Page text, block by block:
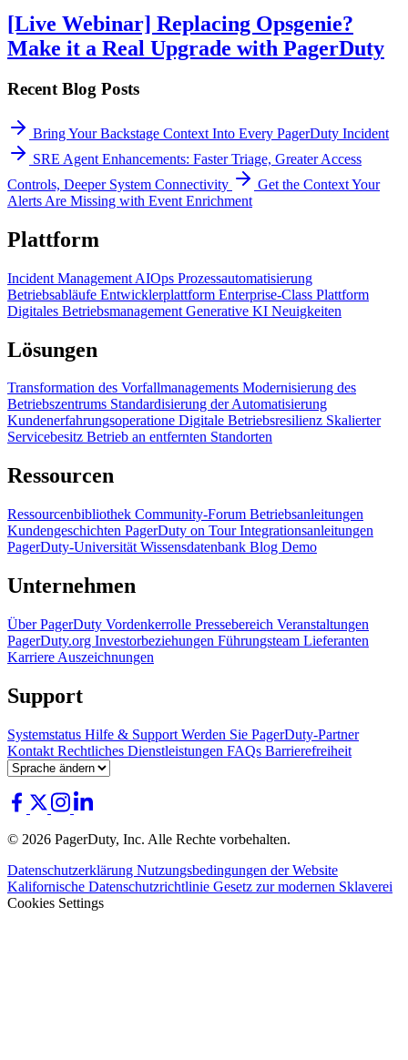
[Live Webinar] Replacing Opsgenie?
Make it a Real Upgrade with PagerDuty
Recent Blog Posts
Bring Your Backstage Context Into Every PagerDuty Incident
SRE Agent Enhancements: Faster Triage, Greater Access
Controls, Deeper System Connectivity
Get the Context Your
Alerts Are Missing with Event Enrichment
Plattform
Incident Management AIOps Prozessautomatisierung
Betriebsabläufe Entwicklerplattform Enterprise-Class Plattform
Digitales Betriebsmanagement Generative KI Neuigkeiten
Lösungen
Transformation des Vorfallmanagements Modernisierung des
Betriebszentrums Standardisierung der Automatisierung
Kundenerfahrungsoperatione Digitale Betriebsresilienz Skalierter
Servicebesitz Betrieb an entfernten Standorten
Ressourcen
Ressourcenbibliothek Community-Forum Betriebsanleitungen
Kundengeschichten PagerDuty on TourIntegrationsanleitungen
PagerDuty-Universität Wissensdatenbank Blog Demo
Unternehmen
Über PagerDuty Vordenkerrolle Pressebereich Veranstaltungen
PagerDuty.org Investorbeziehungen Führungsteam Lieferanten
Karriere Auszeichnungen
Support
Systemstatus Hilfe & Support Werden Sie PagerDuty-Partner
Kontakt Rechtliches Dienstleistungen FAQs Barrierefreiheit
© 2026 PagerDuty, Inc. Alle Rechte vorbehalten.
Datenschutzerklärung Nutzungsbedingungen der Website
Kalifornische Datenschutzrichtlinie Gesetz zur modernen Sklaverei
Cookies Settings